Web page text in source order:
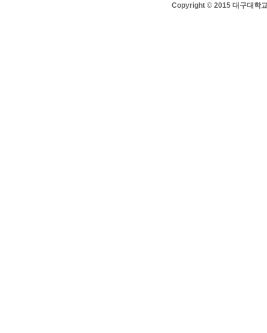
Copyright © 2015 대구대학